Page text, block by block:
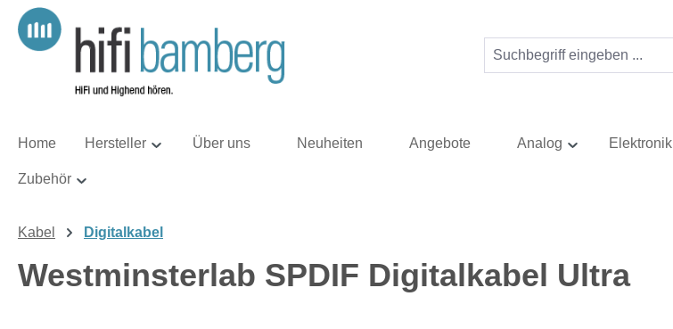
Hauptinhalt springen
Zur Suche springen
Zur Hauptnavigation springen
Home Hersteller Über uns Neuheiten Angebote Analog Elektronik
Zubehör
Kabel Digitalkabel
Westminsterlab SPDIF Digitalkabel Ultra